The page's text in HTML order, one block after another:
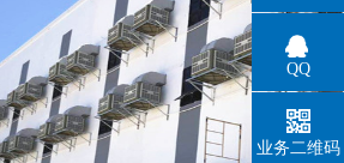
QQ
业务二维码